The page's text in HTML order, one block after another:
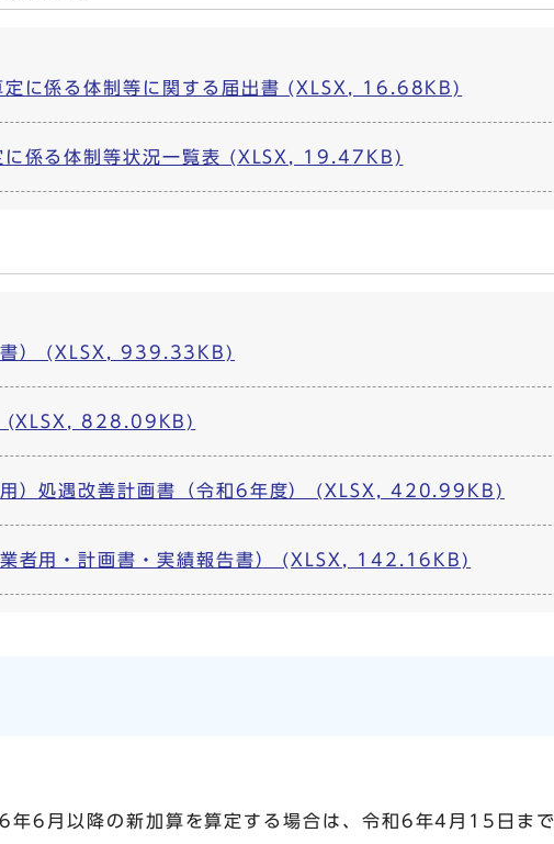
定に係る体制等に関する届出書 (XLSX, 16.68KB)
に係る体制等状況一覧表 (XLSX, 19.47KB)
書） (XLSX, 939.33KB)
(XLSX, 828.09KB)
用）処遇改善計画書（令和6年度） (XLSX, 420.99KB)
業者用・計画書・実績報告書） (XLSX, 142.16KB)
6月以降の新加算を算定する場合は、令和6年4月15日ま